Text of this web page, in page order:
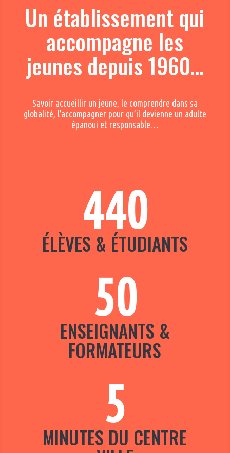
Un établissement qui
accompagne les
jeunes depuis 1960…
Savoir accueillir un jeune, le comprendre dans sa
globalité, l’accompagner pour qu’il devienne un adulte
épanoui et responsable…
440
ÉLÈVES & ÉTUDIANTS
50
ENSEIGNANTS &
FORMATEURS
5
MINUTES DU CENTRE